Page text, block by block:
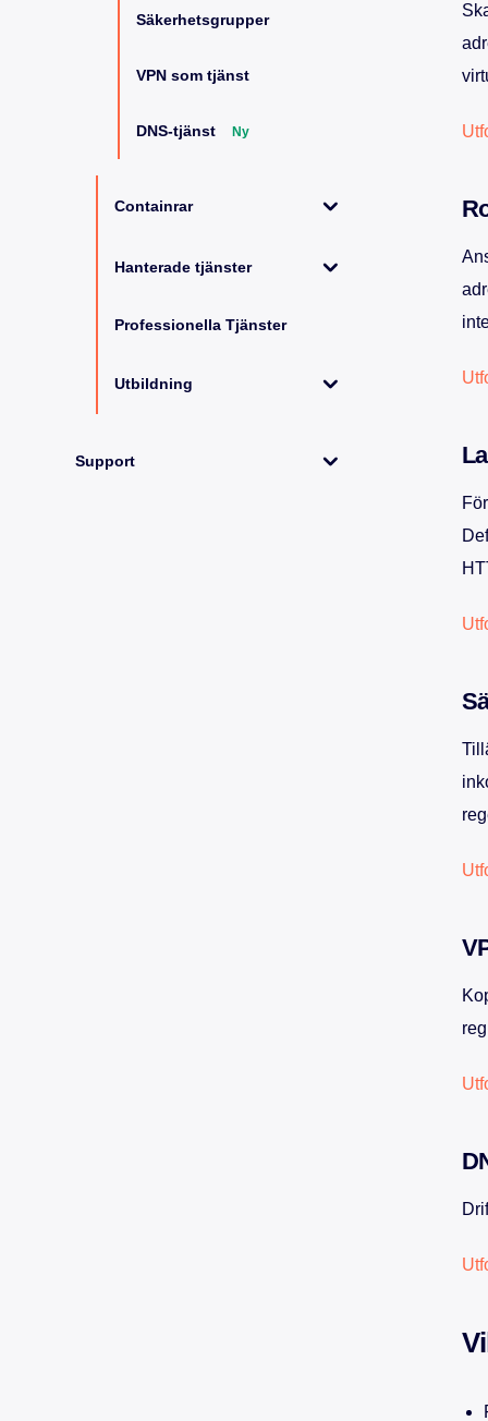
Säkerhetsgrupper
VPN som tjänst
DNS-tjänst Ny
Containrar
Hanterade tjänster
Professionella Tjänster
Utbildning
Support